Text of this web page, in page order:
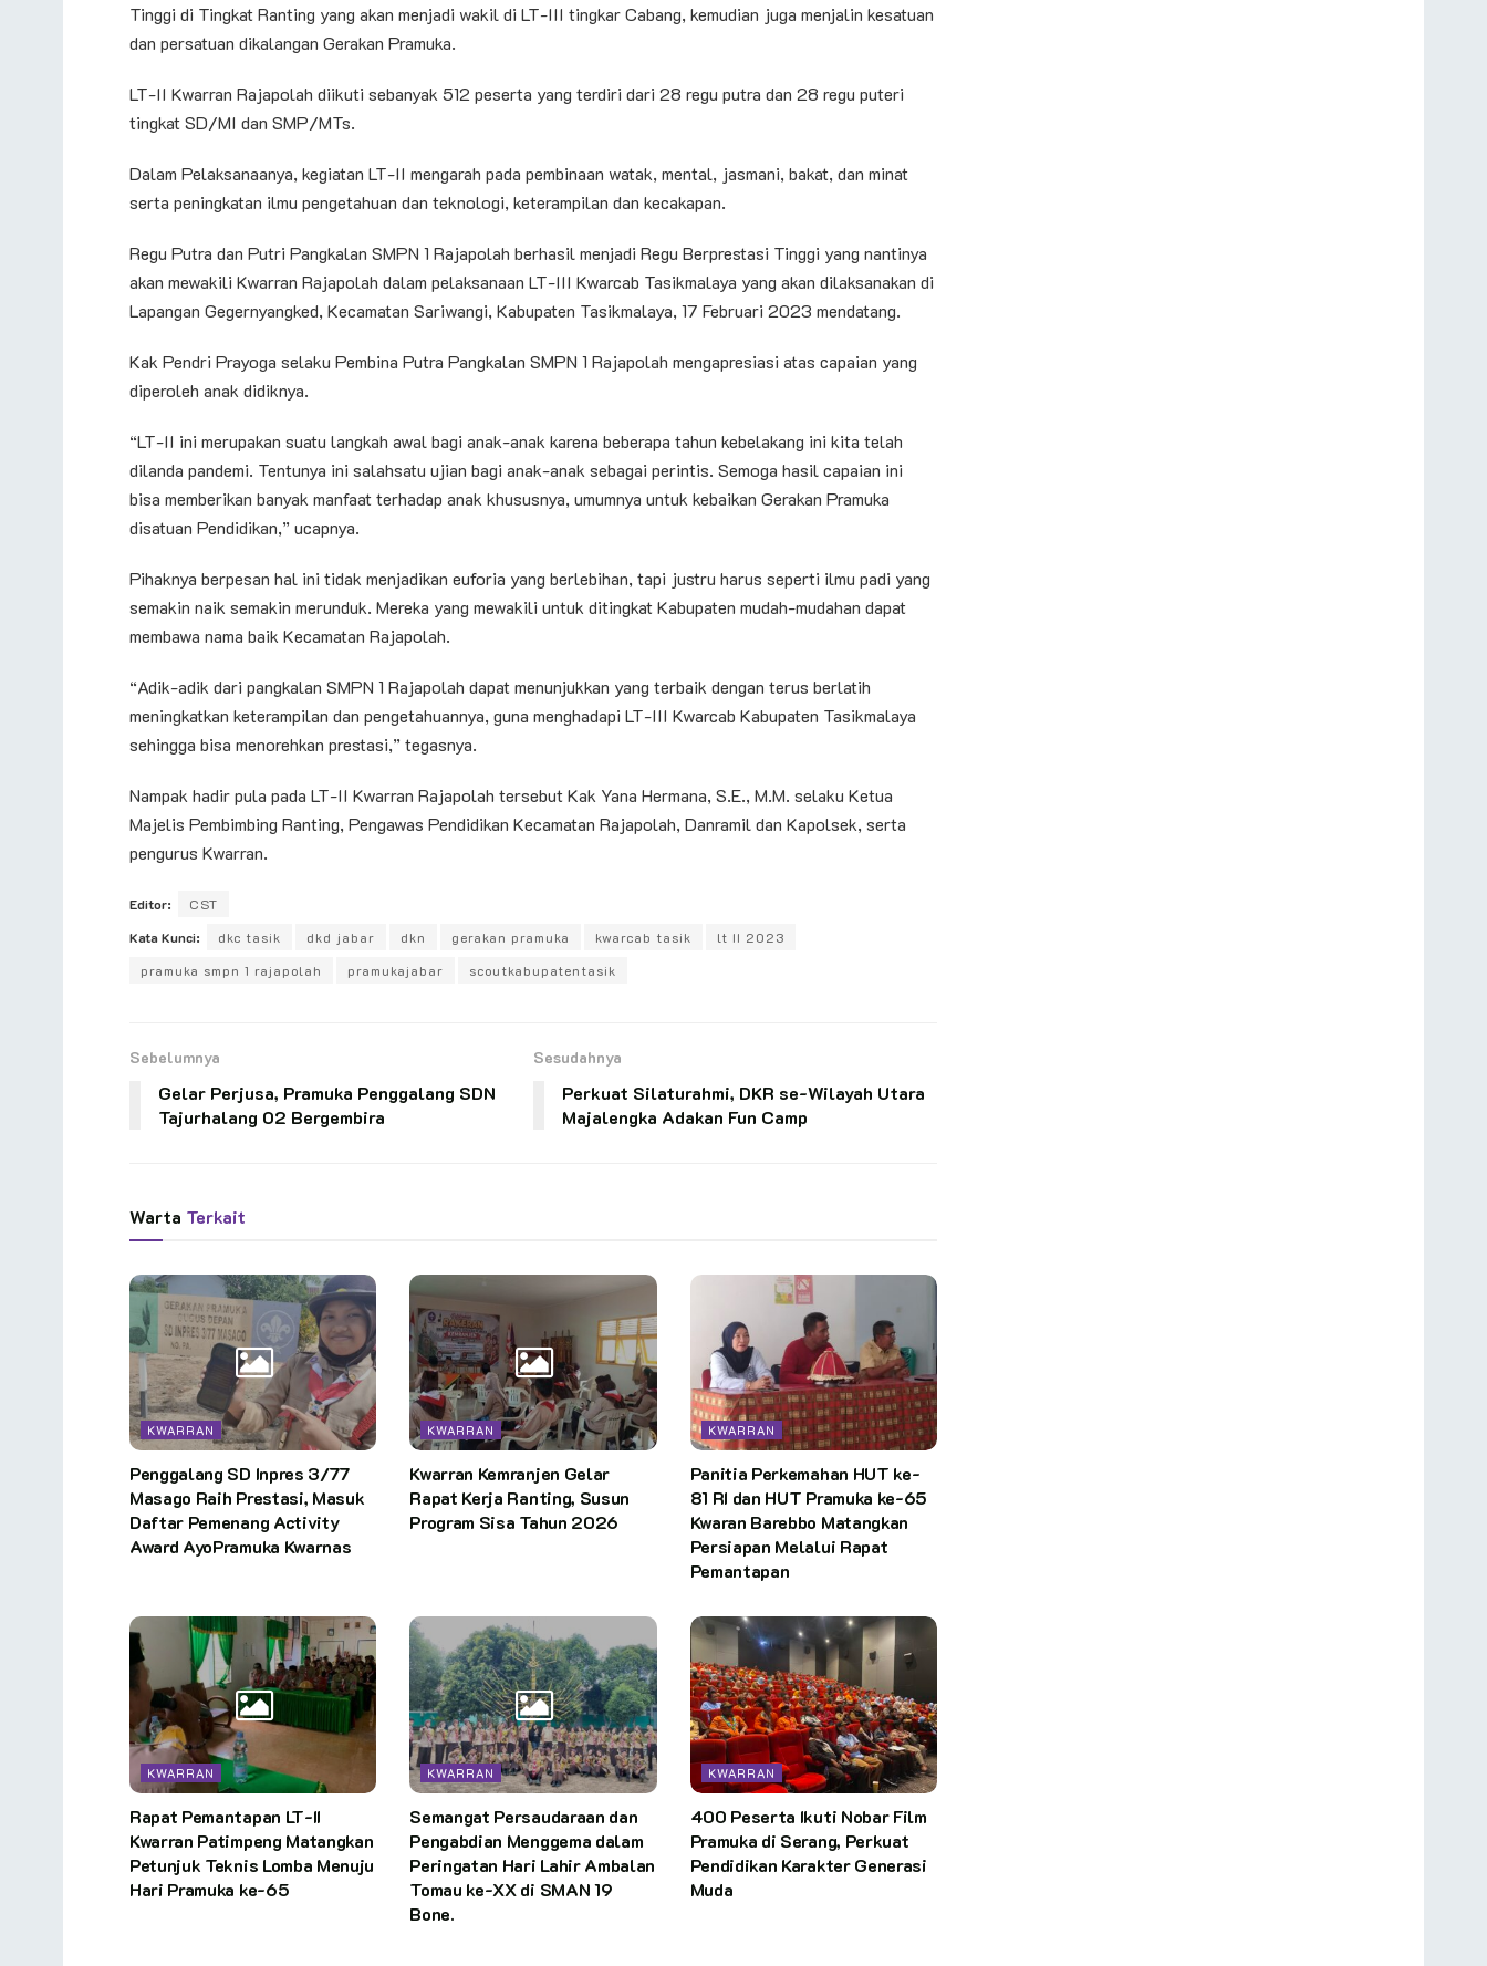
Tinggi di Tingkat Ranting yang akan menjadi wakil di LT-III tingkar Cabang, kemudian juga menjalin kesatuan
dan persatuan dikalangan Gerakan Pramuka.
LT-II Kwarran Rajapolah diikuti sebanyak 512 peserta yang terdiri dari 28 regu putra dan 28 regu puteri
tingkat SD/MI dan SMP/MTs.
Dalam Pelaksanaanya, kegiatan LT-II mengarah pada pembinaan watak, mental, jasmani, bakat, dan minat
serta peningkatan ilmu pengetahuan dan teknologi, keterampilan dan kecakapan.
Regu Putra dan Putri Pangkalan SMPN 1 Rajapolah berhasil menjadi Regu Berprestasi Tinggi yang nantinya
akan mewakili Kwarran Rajapolah dalam pelaksanaan LT-III Kwarcab Tasikmalaya yang akan dilaksanakan di
Lapangan Gegernyangked, Kecamatan Sariwangi, Kabupaten Tasikmalaya, 17 Februari 2023 mendatang.
Kak Pendri Prayoga selaku Pembina Putra Pangkalan SMPN 1 Rajapolah mengapresiasi atas capaian yang
diperoleh anak didiknya.
“LT-II ini merupakan suatu langkah awal bagi anak-anak karena beberapa tahun kebelakang ini kita telah
dilanda pandemi. Tentunya ini salahsatu ujian bagi anak-anak sebagai perintis. Semoga hasil capaian ini
bisa memberikan banyak manfaat terhadap anak khususnya, umumnya untuk kebaikan Gerakan Pramuka
disatuan Pendidikan,” ucapnya.
Pihaknya berpesan hal ini tidak menjadikan euforia yang berlebihan, tapi justru harus seperti ilmu padi yang
semakin naik semakin merunduk. Mereka yang mewakili untuk ditingkat Kabupaten mudah-mudahan dapat
membawa nama baik Kecamatan Rajapolah.
“Adik-adik dari pangkalan SMPN 1 Rajapolah dapat menunjukkan yang terbaik dengan terus berlatih
meningkatkan keterampilan dan pengetahuannya, guna menghadapi LT-III Kwarcab Kabupaten Tasikmalaya
sehingga bisa menorehkan prestasi,” tegasnya.
Nampak hadir pula pada LT-II Kwarran Rajapolah tersebut Kak Yana Hermana, S.E., M.M. selaku Ketua
Majelis Pembimbing Ranting, Pengawas Pendidikan Kecamatan Rajapolah, Danramil dan Kapolsek, serta
pengurus Kwarran.
Editor:
CST
Kata Kunci:
dkc tasik dkd jabar dkn gerakan pramuka kwarcab tasik
lt II 2023
pramuka smpn 1 rajapolah
pramukajabar scoutkabupatentasik
Sebelumnya
Gelar Perjusa, Pramuka Penggalang SDN
Tajurhalang 02 Bergembira
Sesudahnya
Perkuat Silaturahmi, DKR se-Wilayah Utara
Majalengka Adakan Fun Camp
Warta Terkait
KWARRAN
Penggalang SD Inpres 3/77
Masago Raih Prestasi, Masuk
Daftar Pemenang Activity
Award AyoPramuka Kwarnas
KWARRAN
Kwarran Kemranjen Gelar
Rapat Kerja Ranting, Susun
Program Sisa Tahun 2026
KWARRAN
Panitia Perkemahan HUT ke-
81 RI dan HUT Pramuka ke-65
Kwaran Barebbo Matangkan
Persiapan Melalui Rapat
Pemantapan
KWARRAN
Rapat Pemantapan LT-II
Kwarran Patimpeng Matangkan
Petunjuk Teknis Lomba Menuju
Hari Pramuka ke-65
KWARRAN
Semangat Persaudaraan dan
Pengabdian Menggema dalam
Peringatan Hari Lahir Ambalan
Tomau ke-XX di SMAN 19
Bone.
KWARRAN
400 Peserta Ikuti Nobar Film
Pramuka di Serang, Perkuat
Pendidikan Karakter Generasi
Muda